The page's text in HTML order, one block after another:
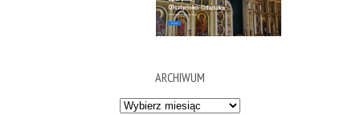
ARCHIWUM
Archiwum